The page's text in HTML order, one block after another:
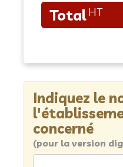
Indiquez le
concerné
(pour la version